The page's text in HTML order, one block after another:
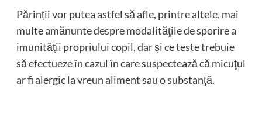
Părinţii vor putea astfel să afle, printre altele, mai
multe amănunte despre modalităţile de sporire a
imunităţii propriului copil, dar şi ce teste trebuie
să efectueze în cazul în care suspectează că micuţul
ar fi alergic la vreun aliment sau o substanţă.